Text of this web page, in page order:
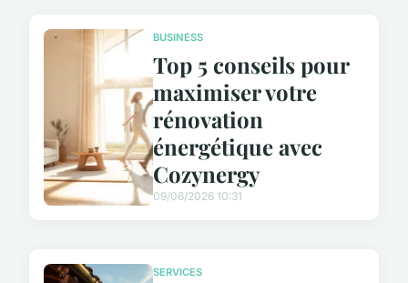
BUSINESS
Top 5 conseils pour
maximiser votre
rénovation
énergétique avec
Cozynergy
09/06/2026 10:31
SERVICES